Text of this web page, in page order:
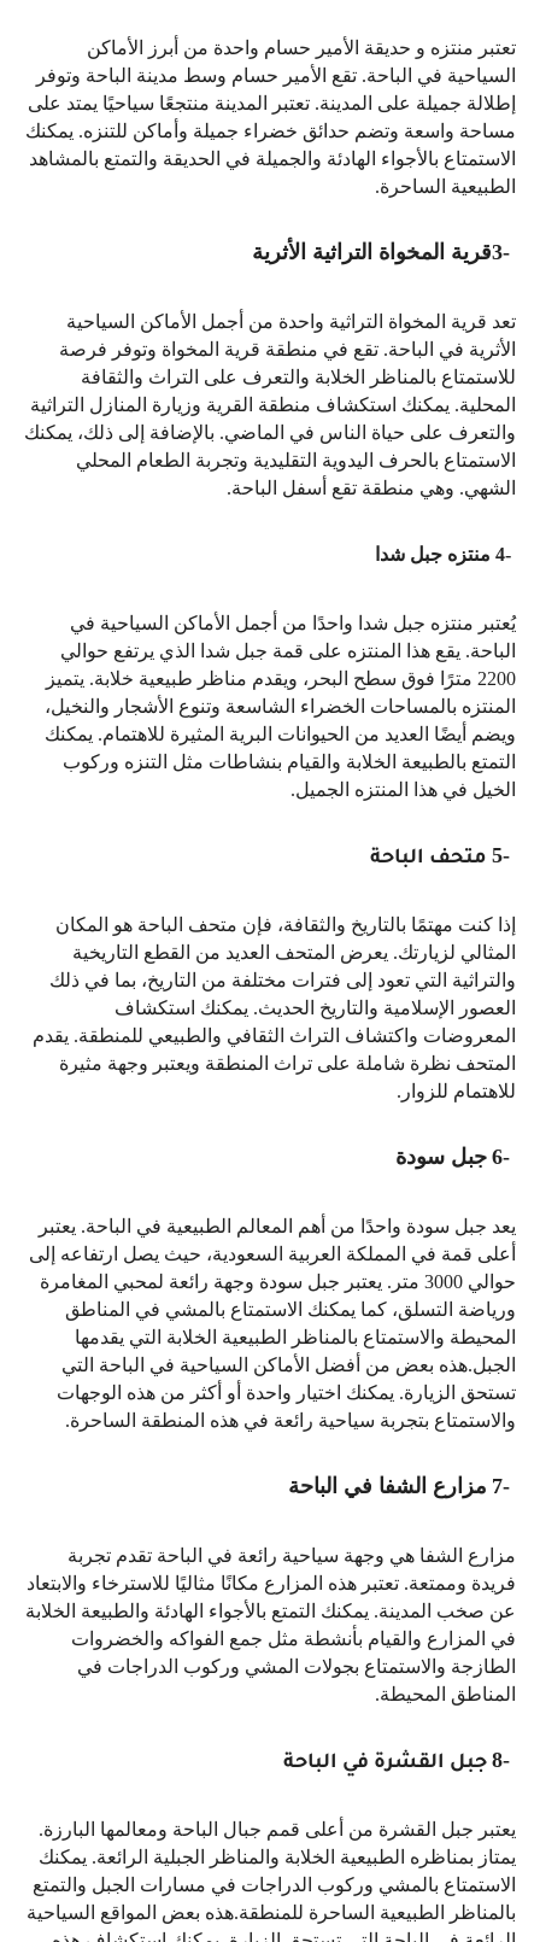
تعتبر منتزه و حديقة الأمير حسام واحدة من أبرز الأماكن
السياحية في الباحة. تقع الأمير حسام وسط مدينة الباحة وتوفر
إطلالة جميلة على المدينة. تعتبر المدينة منتجعًا سياحيًا يمتد على
مساحة واسعة وتضم حدائق خضراء جميلة وأماكن للتنزه. يمكنك
الاستمتاع بالأجواء الهادئة والجميلة في الحديقة والتمتع بالمشاهد
الطبيعية الساحرة.
3-قرية المخواة التراثية الأثرية
تعد قرية المخواة التراثية واحدة من أجمل الأماكن السياحية
الأثرية في الباحة. تقع في منطقة قرية المخواة وتوفر فرصة
للاستمتاع بالمناظر الخلابة والتعرف على التراث والثقافة
المحلية. يمكنك استكشاف منطقة القرية وزيارة المنازل التراثية
والتعرف على حياة الناس في الماضي. بالإضافة إلى ذلك، يمكنك
الاستمتاع بالحرف اليدوية التقليدية وتجربة الطعام المحلي
الشهي. وهي منطقة تقع أسفل الباحة.
4- منتزه جبل شدا
يُعتبر منتزه جبل شدا واحدًا من أجمل الأماكن السياحية في
الباحة. يقع هذا المنتزه على قمة جبل شدا الذي يرتفع حوالي
2200 مترًا فوق سطح البحر، ويقدم مناظر طبيعية خلابة. يتميز
المنتزه بالمساحات الخضراء الشاسعة وتنوع الأشجار والنخيل،
ويضم أيضًا العديد من الحيوانات البرية المثيرة للاهتمام. يمكنك
التمتع بالطبيعة الخلابة والقيام بنشاطات مثل التنزه وركوب
الخيل في هذا المنتزه الجميل.
5- متحف الباحة
إذا كنت مهتمًا بالتاريخ والثقافة، فإن متحف الباحة هو المكان
المثالي لزيارتك. يعرض المتحف العديد من القطع التاريخية
والتراثية التي تعود إلى فترات مختلفة من التاريخ، بما في ذلك
العصور الإسلامية والتاريخ الحديث. يمكنك استكشاف
المعروضات واكتشاف التراث الثقافي والطبيعي للمنطقة. يقدم
المتحف نظرة شاملة على تراث المنطقة ويعتبر وجهة مثيرة
للاهتمام للزوار .
6- جبل سودة
يعد جبل سودة واحدًا من أهم المعالم الطبيعية في الباحة. يعتبر
أعلى قمة في المملكة العربية السعودية، حيث يصل ارتفاعه إلى
حوالي 3000 متر. يعتبر جبل سودة وجهة رائعة لمحبي المغامرة
ورياضة التسلق، كما يمكنك الاستمتاع بالمشي في المناطق
المحيطة والاستمتاع بالمناظر الطبيعية الخلابة التي يقدمها
الجبل.هذه بعض من أفضل الأماكن السياحية في الباحة التي
تستحق الزيارة. يمكنك اختيار واحدة أو أكثر من هذه الوجهات
والاستمتاع بتجربة سياحية رائعة في هذه المنطقة الساحرة.
7- مزارع الشفا في الباحة
مزارع الشفا هي وجهة سياحية رائعة في الباحة تقدم تجربة
فريدة وممتعة. تعتبر هذه المزارع مكانًا مثاليًا للاسترخاء والابتعاد
عن صخب المدينة. يمكنك التمتع بالأجواء الهادئة والطبيعة الخلابة
في المزارع والقيام بأنشطة مثل جمع الفواكه والخضروات
الطازجة والاستمتاع بجولات المشي وركوب الدراجات في
المناطق المحيطة.
8- جبل القشرة في الباحة
يعتبر جبل القشرة من أعلى قمم جبال الباحة ومعالمها البارزة.
يمتاز بمناظره الطبيعية الخلابة والمناظر الجبلية الرائعة. يمكنك
الاستمتاع بالمشي وركوب الدراجات في مسارات الجبل والتمتع
بالمناظر الطبيعية الساحرة للمنطقة.هذه بعض المواقع السياحية